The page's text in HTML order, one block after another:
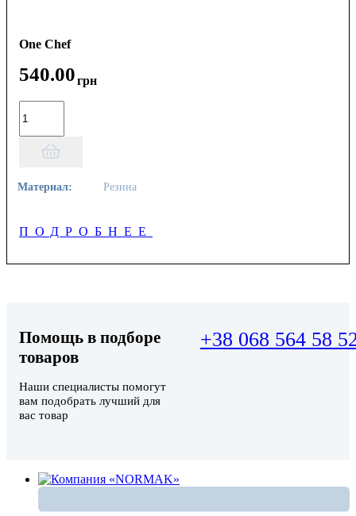
One Chef
540.00грн
Материал: Резина
ПОДРОБНЕЕ
Помощь в подборе
товаров
Наши специалисты помогут
вам подобрать лучший для
вас товар
+38 068 564 58